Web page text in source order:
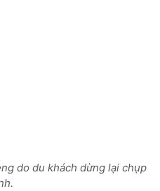
do du khách dừng lại chụp